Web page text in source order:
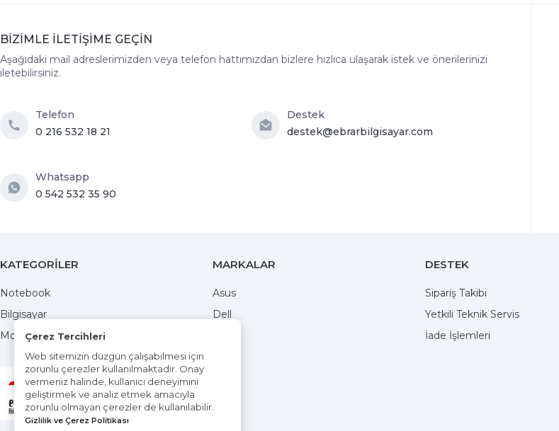
BİZİMLE İLETİŞİME GEÇİN
Aşağıdaki mail adreslerimizden veya telefon hattımızdan bizlere hızlıca ulaşarak istek ve önerilerinizi
iletebilirsiniz.
Telefon
0 216 532 18 21
Destek
destek@ebrarbilgisayar.com
Whatsapp
0 542 532 35 90
KATEGORİLER MARKALAR DESTEK
Notebook Asus Sipariş Takibi
Bilgisayar
Dell Yetkili Teknik Servis
Monitörler
İade İşlemleri
E-ticaret bilgi platformu
ETBIS'e kayıtlıdır
Çerez Tercihleri
Web sitemizin düzgün çalışabilmesi için
zorunlu çerezler kullanılmaktadır. Onay
vermeniz halinde, kullanıcı deneyimini
geliştirmek ve analiz etmek amacıyla
zorunlu olmayan çerezler de kullanılabilir.
Gizlilik ve Çerez Politikası